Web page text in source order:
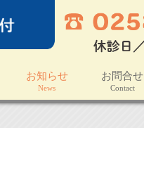
お知らせ
News
お問合せ
Contact